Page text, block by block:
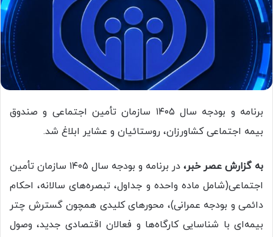
برنامه و بودجه سال ۱۴۰۵ سازمان تأمین اجتماعی و صندوق
بیمه اجتماعی کشاورزان، روستائیان و عشایر ابلاغ شد.
به گزارش عصر خبر،
در برنامه و بودجه سال ۱۴۰۵ سازمان تأمین
اجتماعی(شامل ماده واحده و جداول، تبصره‌های سالانه، احکام
دائمی و بودجه عمرانی)، محورهای کلیدی همچون گسترش چتر
بیمه‌ای با شناسایی کارگاه‌ها و فعالان اقتصادی جدید، وصول